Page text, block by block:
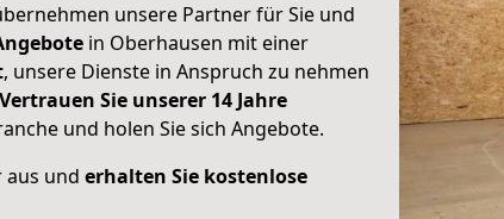
unsere Partner für Sie und
in Oberhausen mit einer
, unsere Dienste in Anspruch zu nehmen
Vertrauen Sie unserer 14 Jahre
und holen Sie sich Angebote.
aus und erhalten Sie kostenlose